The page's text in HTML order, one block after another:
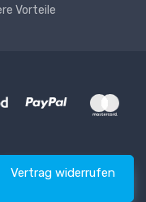
Vorteile
Vertrag widerrufen